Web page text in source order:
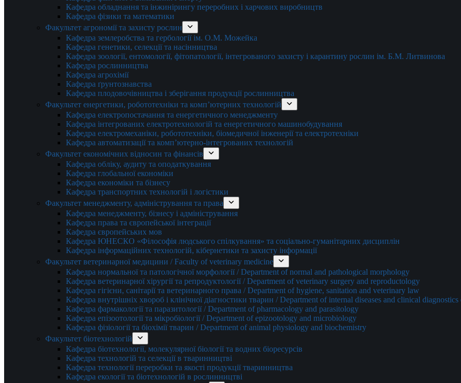
Кафедра обладнання та інжинірингу переробних і харчових виробництв
Кафедра фізики та математики
Факультет агрономії та захисту рослин
Кафедра землеробства та гербології ім. О.М. Можейка
Кафедра генетики, селекції та насінництва
Кафедра зоології, ентомології, фітопатології, інтегрованого захисту і карантину рослин ім. Б.М. Литвинова
Кафедра рослинництва
Кафедра агрохімії
Кафедра ґрунтознавства
Кафедра плодовочівництва і зберігання продукції рослинництва
Факультет енергетики, робототехніки та комп’ютерних технологій
Кафедра електропостачання та енергетичного менеджменту
Кафедра інтегрованих електротехнологій та енергетичного машинобудування
Кафедра електромеханіки, робототехніки, біомедичної інженерії та електротехніки
Кафедра автоматизації та комп’ютерно-інтегрованих технологій
Факультет економічних відносин та фінансів
Кафедра обліку, аудиту та оподаткування
Кафедра глобальної економіки
Кафедра економіки та бізнесу
Кафедра транспортних технологій і логістики
Факультет менеджменту, адміністрування та права
Кафедра менеджменту, бізнесу і адміністрування
Кафедра права та європейської інтеграції
Кафедра європейських мов
Кафедра ЮНЕСКО «Філософія людського спілкування» та соціально-гуманітарних дисциплін
Кафедра інформаційних технологій, кібернетики та захисту інформації
Факультет ветеринарної медицини / Faculty of veterinary medicine
Кафедра нормальної та патологічної морфології / Department of normal and pathological morphology
Кафедра ветеринарної хірургії та репродуктології / Department of veterinary surgery and reproductology
Кафедра гігієни, санітарії та ветеринарного права / Department of hygiene, sanitation and veterinary law
Кафедра внутрішніх хвороб і клінічної діагностики тварин / Department of internal diseases and clinical
Кафедра фармакології та паразитології / Department of pharmacology and parasitology
Кафедра епізоотології та мікробіології / Department of epizootology and microbiology
Кафедра фізіології та біохімії тварин / Department of animal physiology and biochemistry
Факультет біотехнологій
Кафедра біотехнології, молекулярної біології та водних біоресурсів
Кафедра технологій та селекції в тваринництві
Кафедра технології переробки та якості продукції тваринництва
Кафедра екології та біотехнологій в рослинництві